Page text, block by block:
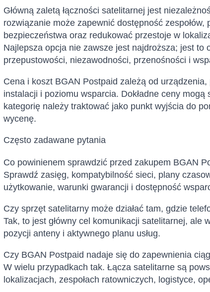
Główną zaletą łączności satelitarnej jest
rozwiązanie może zapewnić dostępność
bezpieczeństwa oraz redukować przestoje w
Najlepsza opcja nie zawsze jest najdroższa; jest
przepustowości, niezawodności, przenośności i
Cena i koszt BGAN Postpaid zależą od
instalacji i poziomu wsparcia. Dokładne ceny
kategorię należy traktować jako punkt wyjścia do
wycenę.
Często zadawane pytania
Co powinienem sprawdzić przed zakupem BGAN
Sprawdź zasięg, kompatybilność sieci, plany
użytkowanie, warunki gwarancji i dostępność
Czy sprzęt satelitarny może działać tam, gdzie
Tak, to jest główny cel komunikacji satelitarnej,
pozycji anteny i aktywnego planu usług.
Czy BGAN Postpaid nadaje się do zapewnienia
W wielu przypadkach tak. Łącza satelitarne są
lokalizacjach, zespołach ratowniczych, logistyce,